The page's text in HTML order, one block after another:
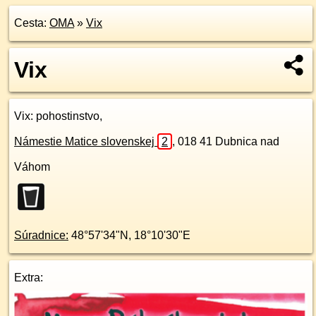
Cesta: OMA» Vix
Vix
Vix: pohostinstvo,
Námestie Matice slovenskej 2 , 018 41 Dubnica nad
Váhom
Súradnice: 48°57'34"N , 18°10'30"E
Extra: